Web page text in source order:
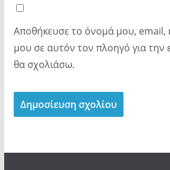
Αποθήκευσε το όνομά μου, email,
μου σε αυτόν τον πλοηγό για
θα σχολιάσω.